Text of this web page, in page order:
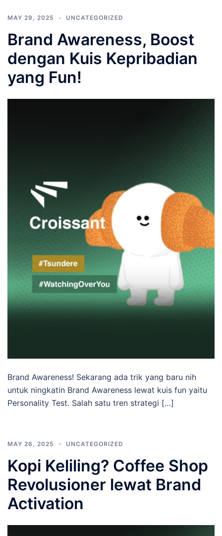
MAY 29, 2025 UNCATEGORIZED
Brand Awareness, Boost
dengan Kuis Kepribadian
yang Fun!
Brand Awareness! Sekarang ada trik yang baru nih
untuk ningkatin Brand Awareness lewat kuis fun yaitu
Personality Test. Salah satu tren strategi […]
MAY 26, 2025 UNCATEGORIZED
Kopi Keliling? Coffee Shop
Revolusioner lewat Brand
Activation